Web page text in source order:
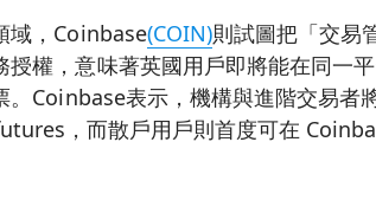
域，Coinbase(COIN)則試圖把「交易
授權，意味著英國用戶即將能在同一
。Coinbase表示，機構與進階交易者
，而散戶用戶則首度可在